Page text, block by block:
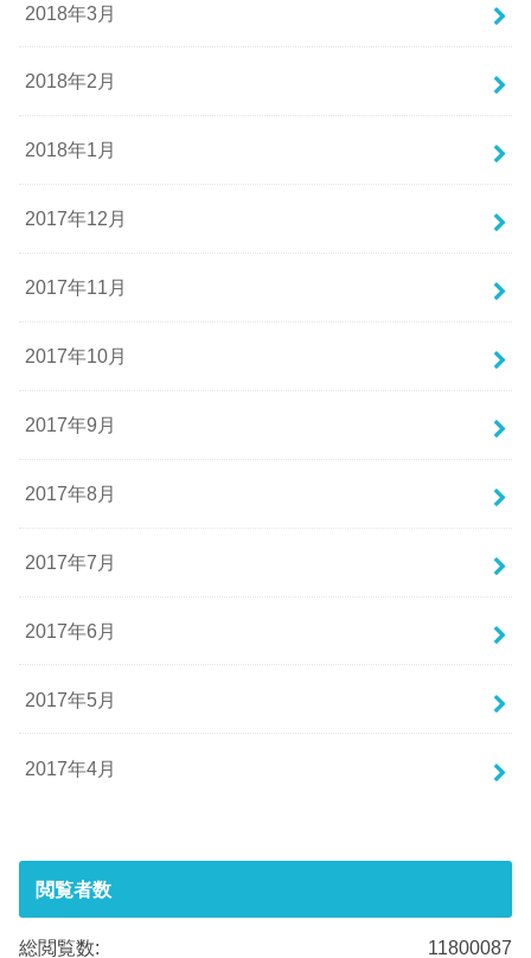
2018年3月
2018年2月
2018年1月
2017年12月
2017年11月
2017年10月
2017年9月
2017年8月
2017年7月
2017年6月
2017年5月
2017年4月
閲覧者数
11800087
総閲覧数: